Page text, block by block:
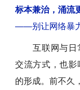
标本兼治，涌流
——别让网络暴
互联网与日
交流方式，也
的形成。前不久